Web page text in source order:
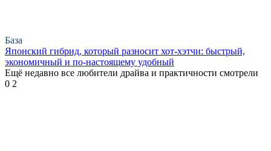
База
Японский гибрид, который разносит хот-хэтчи: быстрый,
экономичный и по-настоящему удобный
Ещё недавно все любители драйва и практичности смотрели
0 2